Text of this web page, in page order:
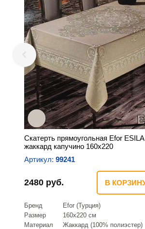
Скатерть прямоугольная Efor ESILA
жаккард капучино 160х220
Артикул: 99241
2480 руб. В
Бренд
Efor (Турция)
Размер
160х220 см
Материал
Жаккард (100% полиэстер)